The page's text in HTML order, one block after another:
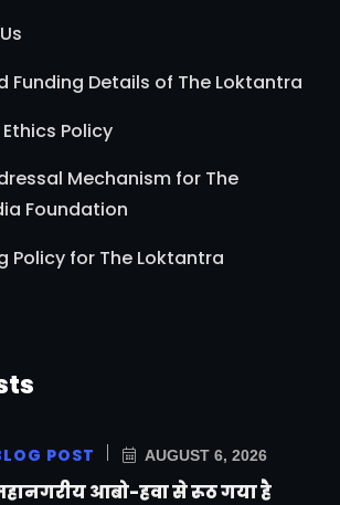
Funding Details of The Loktantra
Policy
Mechanism for The
Foundation
Policy for The Loktantra
POST AUGUST 6, 2026
आबो-हवा से रूठ गया है